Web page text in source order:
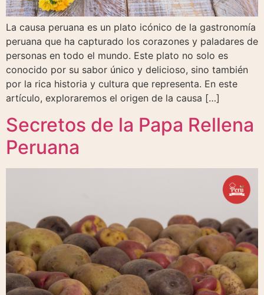
La causa peruana es un plato icónico de la gastronomía
peruana que ha capturado los corazones y paladares de
personas en todo el mundo. Este plato no solo es
conocido por su sabor único y delicioso, sino también
por la rica historia y cultura que representa. En este
artículo, exploraremos el origen de la causa […]
Secretos de la Papa Rellena
Peruana